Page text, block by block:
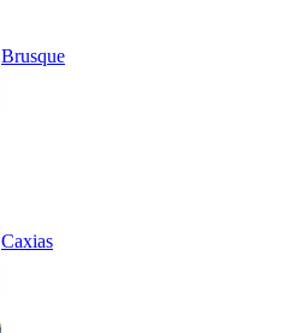
Brusque
Caxias